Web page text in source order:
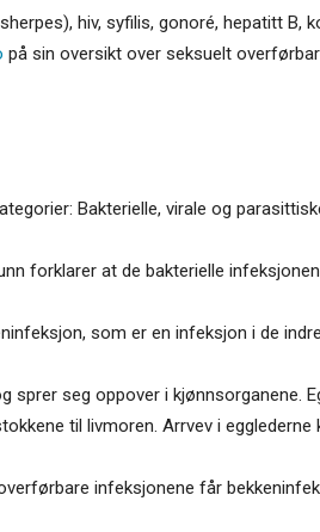
hiv, syfilis, gonoré, hepatitt
på sin oversikt over seksuelt
Bakterielle, virale og
forklarer at de bakterielle
som er en infeksjon i de
sprer seg oppover i kjønnsorganene.
til livmoren. Arrvev i
infeksjonene får